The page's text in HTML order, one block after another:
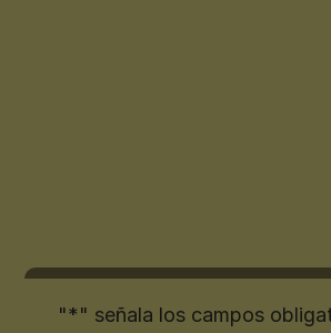
cookies de terceros de
"*" señala los campos